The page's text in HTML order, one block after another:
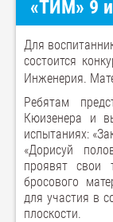
«ТИМ» 9
Для
состоится
Инженерия.
Ребятам
Кюизенера и
испытаниях:
«Дорисуй
проявят свои
бросового
для участия в
плоскости.